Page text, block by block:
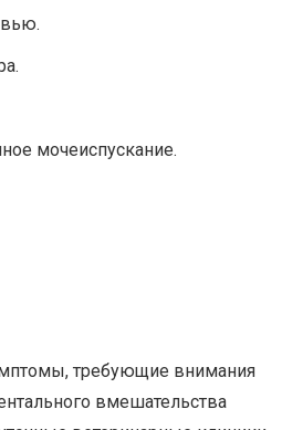
мочеиспускание.
требующие внимания
вмешательства